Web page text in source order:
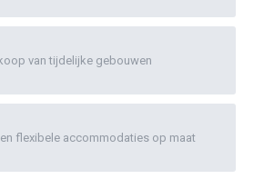
van tijdelijke gebouwen
flexibele accommodaties op maat